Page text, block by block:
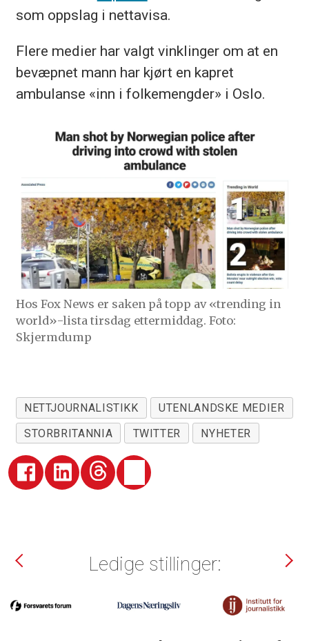
som oppslag i nettavisa.
Flere medier har valgt vinklinger om at en
bevæpnet mann har kjørt en kapret
ambulanse «inn i folkemengder» i Oslo.
Hos Fox News er saken på topp av «trending in
world»-lista tirsdag ettermiddag. Foto:
Skjermdump
NETTJOURNALISTIKK
UTENLANDSKE MEDIER
STORBRITANNIA
TWITTER NYHETER
Ledige stillinger: